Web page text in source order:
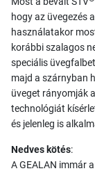
hogy az üvegezés
használatakor
korábbi szalagos
speciális
majd a szárnyban
üveget rányomják
technológiát
és jelenleg is
Nedves kötés:
A GEALAN immár